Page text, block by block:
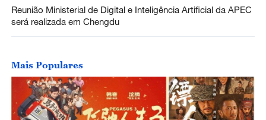
Reunião Ministerial de Digital e Inteligência Artificial da APEC
será realizada em Chengdu
Mais Populares